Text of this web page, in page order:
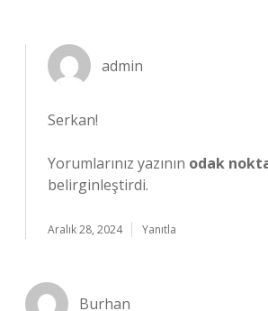
admin
Serkan!
Yorumlarınız yazının odak
belirginleştirdi.
Aralık 28, 2024 Yanıtla
Burhan